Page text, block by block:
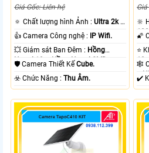
Giá Gốc: Liên hệ
🔅 Chất lượng hình Ảnh :Ultra 2k +
.
👍 Camera Công nghệ : IP Wifi.
💥 Giám sát Ban Đêm : Hồng
Ngoại 10m Hồng Ngoại SMD.
🛡 Camera Thiết KếCube.
️☣️ Chức Năng :Thu Âm.
Giá
+